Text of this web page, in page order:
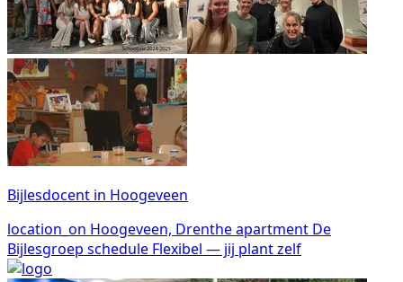
Bijlesdocent in Hoogeveen
location_on Hoogeveen, Drentheapartment De
Bijlesgroep schedule Flexibel — jij plant zelf